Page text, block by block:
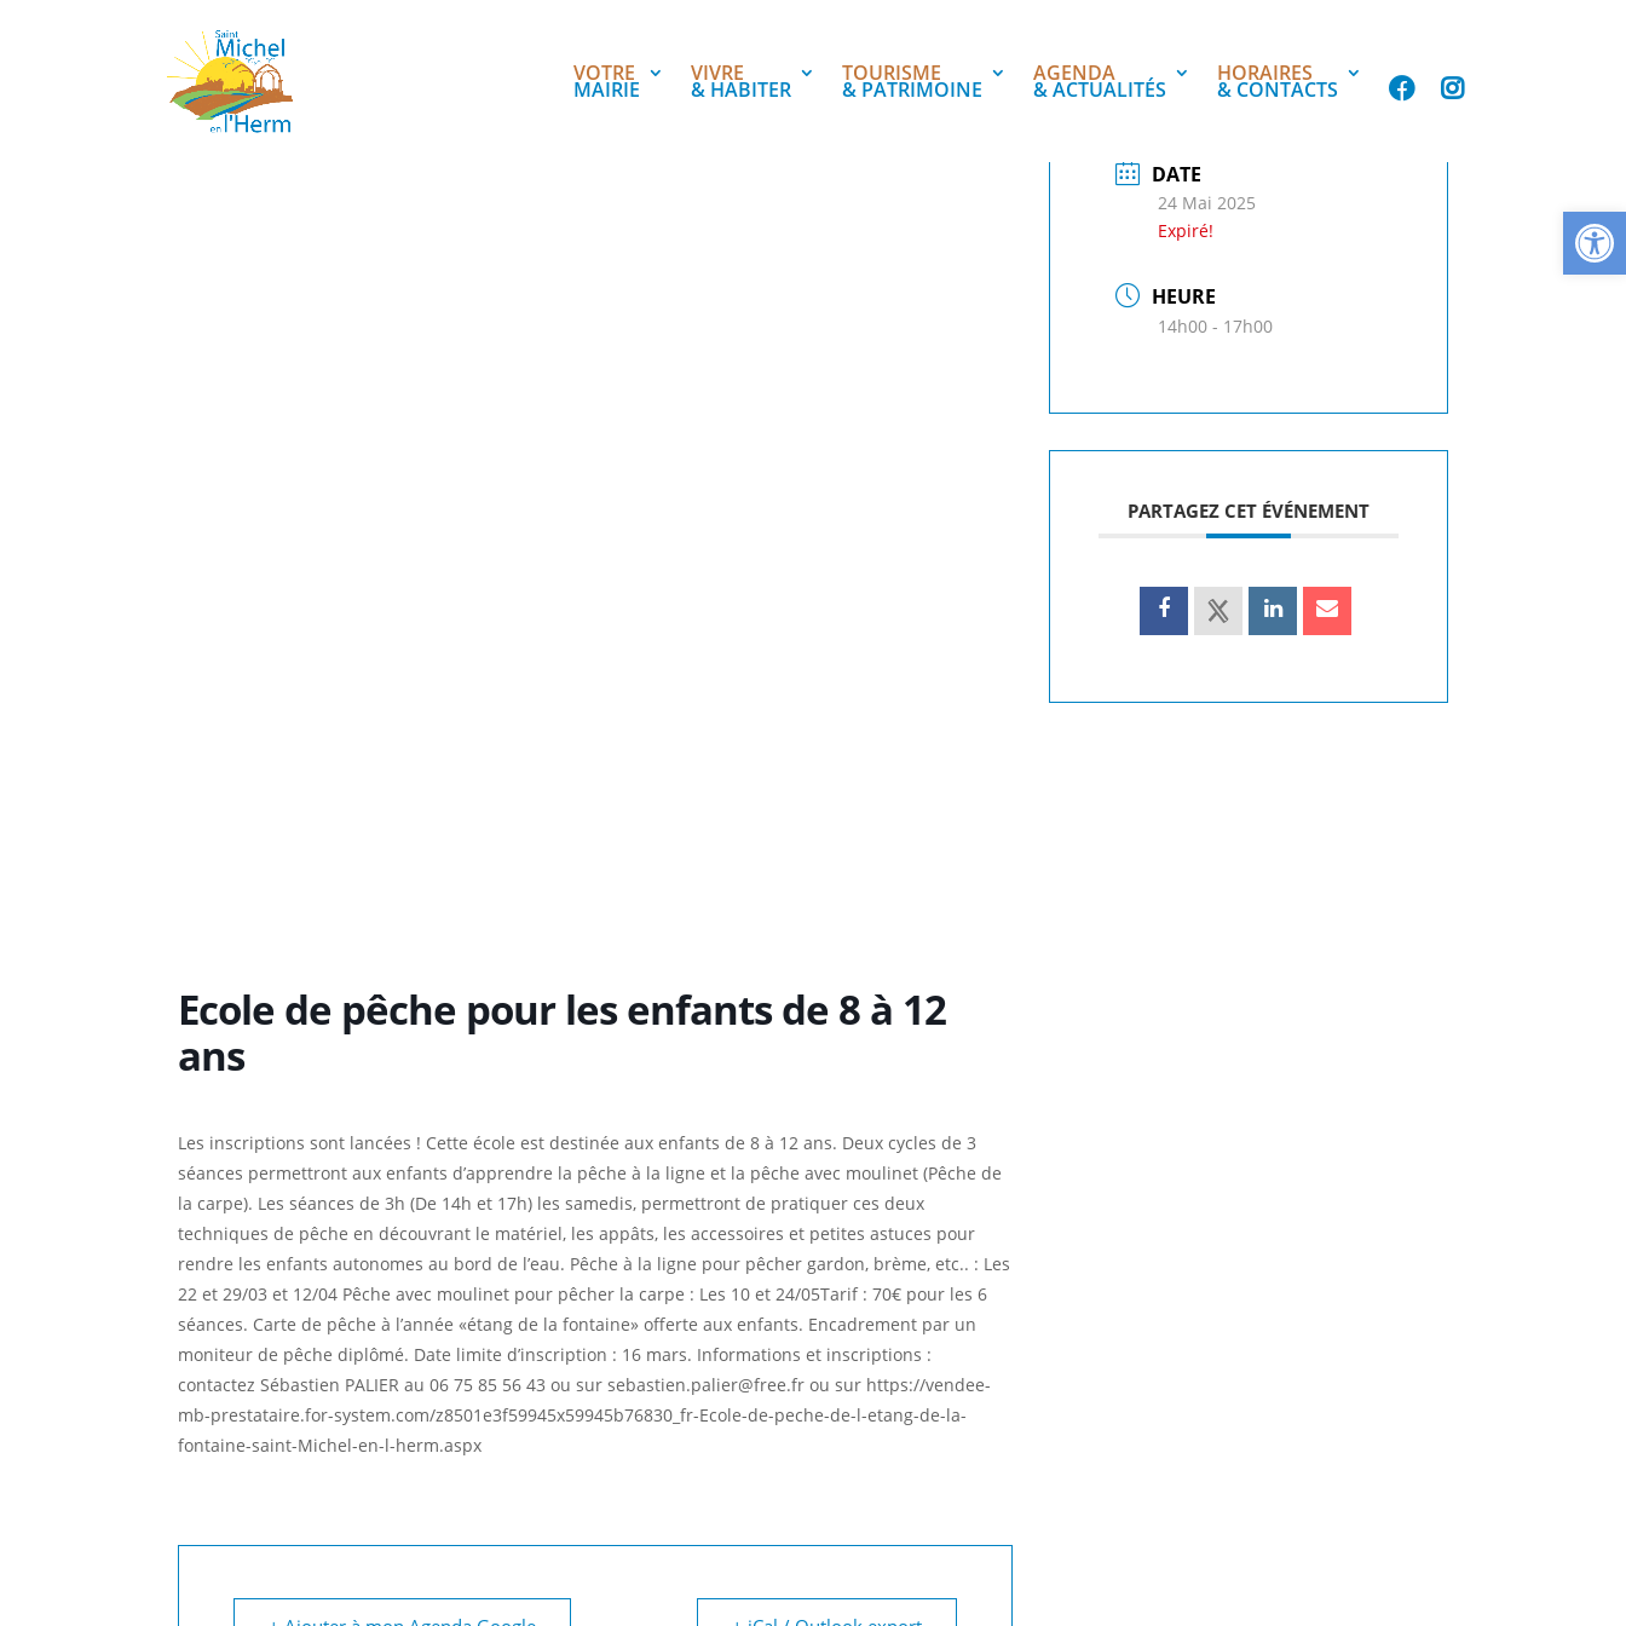
VOTRE
MAIRIE
VIVRE
& HABITER
TOURISME
& PATRIMOINE
AGENDA
& ACTUALITÉS
HORAIRES
& CONTACTS
Ecole de pêche pour les enfants de 8 à 12
ans
Les inscriptions sont lancées ! Cette école est destinée aux enfants de 8 à 12 ans. Deux cycles de 3
séances permettront aux enfants d’apprendre la pêche à la ligne et la pêche avec moulinet (Pêche de
la carpe). Les séances de 3h (De 14h et 17h) les samedis, permettront de pratiquer ces deux
techniques de pêche en découvrant le matériel, les appâts, les accessoires et petites astuces pour
rendre les enfants autonomes au bord de l’eau. Pêche à la ligne pour pêcher gardon, brème, etc.. : Les
22 et 29/03 et 12/04 Pêche avec moulinet pour pêcher la carpe : Les 10 et 24/05​Tarif : 70€ pour les 6
séances. Carte de pêche à l’année «étang de la fontaine» offerte aux enfants. Encadrement par un
moniteur de pêche diplômé. Date limite d’inscription : 16 mars. Informations et inscriptions :
contactez Sébastien PALIER au 06 75 85 56 43 ou sur sebastien.palier@free.fr ou sur https://vendee-
mb-prestataire.for-system.com/z8501e3f59945x59945b76830_fr-Ecole-de-peche-de-l-etang-de-la-
fontaine-saint-Michel-en-l-herm.aspx
DATE
24 Mai 2025
Expiré!
HEURE
14h00 - 17h00
PARTAGEZ CET ÉVÉNEMENT
Ouvrir